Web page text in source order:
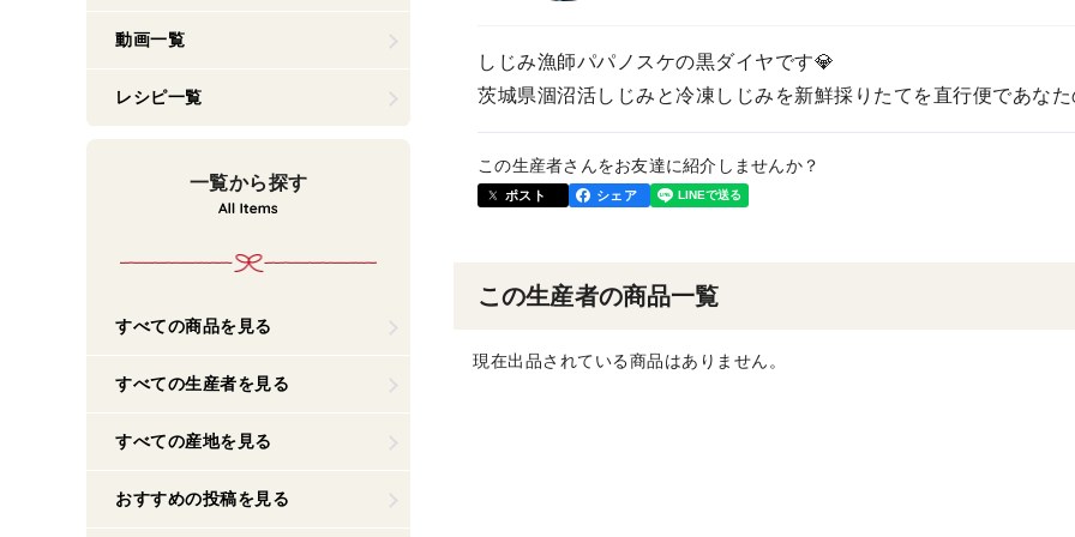
しじみ漁師パパノスケの黒ダイヤです💎
茨城県涸沼活しじみと冷凍しじみを新鮮採りたてを直行便であな
この生産者さんをお友達に紹介しませんか？
ポスト シェア
この生産者の商品一覧
現在出品されている商品はありません。
動画一覧
レシピ一覧
一覧から探す
すべての商品を見る
すべての生産者を見る
すべての産地を見る
おすすめの投稿を見る